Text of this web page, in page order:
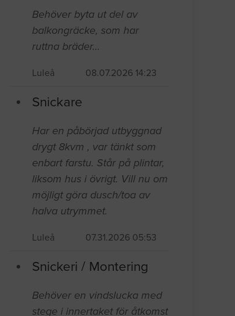
Behöver byta ut del av
balkongräcke, som har
ruttna bräder…
Luleå 08.07.2026 14:23
Snickare
Har en påbörjad utbyggnad
drygt 8kvm , var tänkt som
enbart farstu. Står på plintar,
liksom hus i övrigt. Vill nu om
möjligt göra dusch/toa av
halva utrymmet.
Luleå 07.31.2026 05:53
Snickeri / Montering
Behöver en vindslucka med
stege i innertaket för åtkomst